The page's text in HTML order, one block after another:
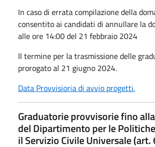
In caso di errata compilazione della
consentito ai candidati di annullare la
alle ore 14:00 del 21 febbraio 2024
Il termine per la trasmissione delle
prorogato al 21 giugno 2024.
Data Provvisioria di avvio progetti.
Graduatorie provvisorie fino
del Dipartimento per le
il Servizio Civile Universale (art.